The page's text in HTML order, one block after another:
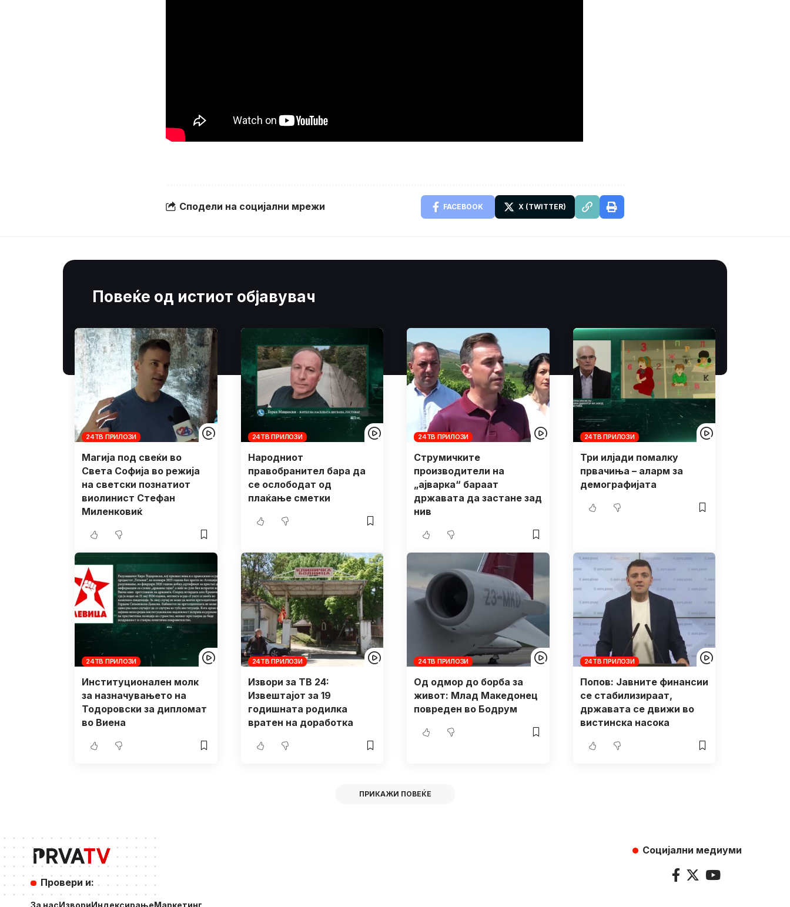
Сподели на социјални мрежи FACEBOOK X (TWITTER)
Повеќе од истиот објавувач
24ТВ ПРИЛОЗИ
Магија под свеќи во
Света Софија во режија
на светски познатиот
виолинист Стефан
Миленковиќ
24ТВ ПРИЛОЗИ
Народниот
правобранител бара да
се ослободат од
плаќање сметки
24ТВ ПРИЛОЗИ
Струмичките
производители на
„ајварка“ бараат
државата да застане зад
нив
24ТВ ПРИЛОЗИ
Три илјади помалку
првачиња – аларм за
демографијата
24ТВ ПРИЛОЗИ
Институционален молк
за назначувањето на
Тодоровски за дипломат
во Виена
24ТВ ПРИЛОЗИ
Извори за ТВ 24:
Извештајот за 19
годишната родилка
вратен на доработка
24ТВ ПРИЛОЗИ
Од одмор до борба за
живот: Млад Македонец
повреден во Бодрум
24ТВ ПРИЛОЗИ
Попов: Јавните финансии
се стабилизираат,
државата се движи во
вистинска насока
ПРИКАЖИ ПОВЕЌЕ
Провери и:
Социјални медиуми